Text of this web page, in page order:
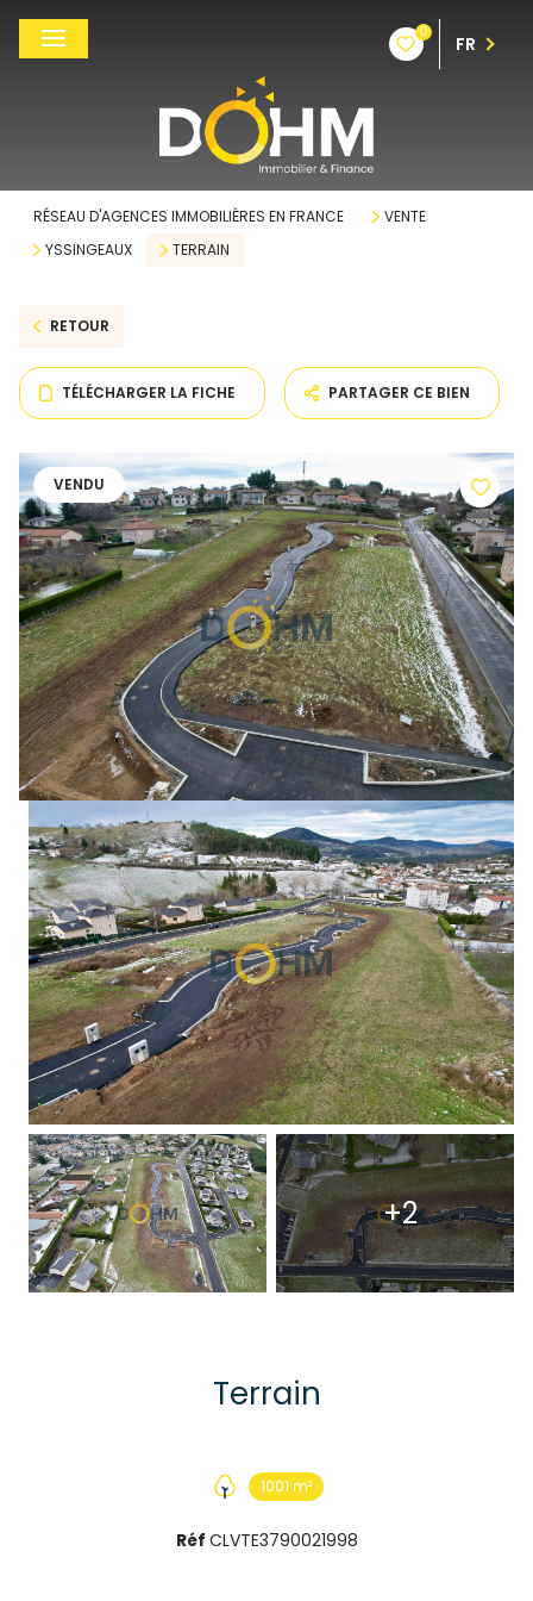
0
FR
RÉSEAU D'AGENCES IMMOBILIÈRES EN FRANCE
VENTE
YSSINGEAUX
TERRAIN
RETOUR
TÉLÉCHARGER LA FICHE PARTAGER CE BIEN
VENDU
+2
Terrain
1001 m²
Réf CLVTE3790021998